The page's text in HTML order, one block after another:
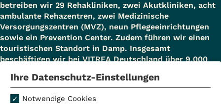
betreiben wir 29 Rehakliniken, zwei Akutkliniken, acht
ambulante Rehazentren, zwei Medizinische
Versorgungszentren (MVZ), neun Pflegeeinrichtungen
sowie ein Prevention Center. Zudem führen wir einen
touristischen Standort in Damp. Insgesamt
beschäftigen wir bei VITREA Deutschland über 9.000
Ihre Datenschutz-Einstellungen
Notwendige Cookies